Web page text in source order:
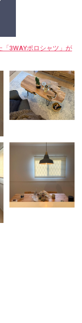
「3WAYポロシャツ」が